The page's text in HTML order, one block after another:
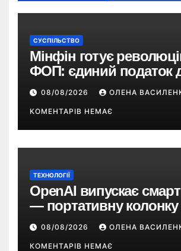
СУСПІЛЬСТВО
Мінфін готує
ФОП: єдиний податок
ПДВ з 2028 року та
групи
08/08/2026 ОЛЕНА
КОМЕНТАРІВ НЕМАЄ
ТЕХНОЛОГІЇ
OpenAI випускає
— портативну колонку
ChatGPT, камерою та
понад $300
08/08/2026 ОЛЕНА
КОМЕНТАРІВ НЕМАЄ